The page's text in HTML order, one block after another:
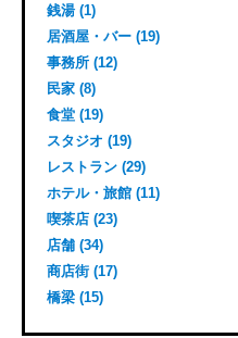
銭湯 (1)
居酒屋・バー (19)
事務所 (12)
民家 (8)
食堂 (19)
スタジオ (19)
レストラン (29)
ホテル・旅館 (11)
喫茶店 (23)
店舗 (34)
商店街 (17)
橋梁 (15)